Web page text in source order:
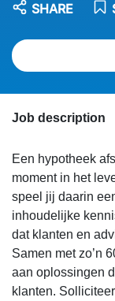
SHARE
Job description
Een hypotheek
moment in het
speel jij daarin
inhoudelijke
dat klanten en
Samen met zo’n
aan oplossingen
klanten.